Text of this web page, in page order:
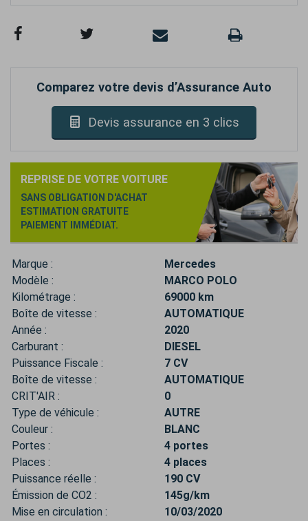
Comparez votre devis d’Assurance Auto
Devis assurance en 3 clics
REPRISE DE VOTRE VOITURE
SANS OBLIGATION D'ACHAT
ESTIMATION GRATUITE
PAIEMENT IMMÉDIAT.
Marque :
Mercedes
Modèle :
MARCO POLO
Kilométrage :
69000 km
Boîte de vitesse :
AUTOMATIQUE
Année :
2020
Carburant :
DIESEL
Puissance Fiscale :
7 CV
Boîte de vitesse :
AUTOMATIQUE
CRIT'AIR :
0
Type de véhicule :
AUTRE
Couleur :
BLANC
Portes :
4 portes
Places :
4 places
Puissance réelle :
190 CV
Émission de CO2 :
145g/km
Mise en circulation :
10/03/2020